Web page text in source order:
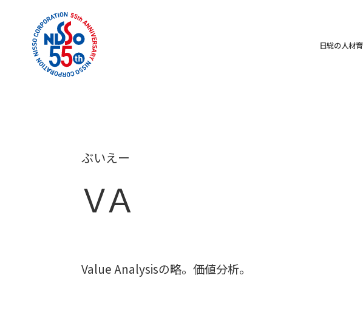
日総の人材
ＶＡ
ぶいえー
Value Analysisの略。価値分析。